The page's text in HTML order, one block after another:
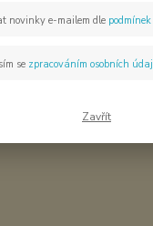
novinky e-mailem dle
se zpracováním osobních
Zavřít